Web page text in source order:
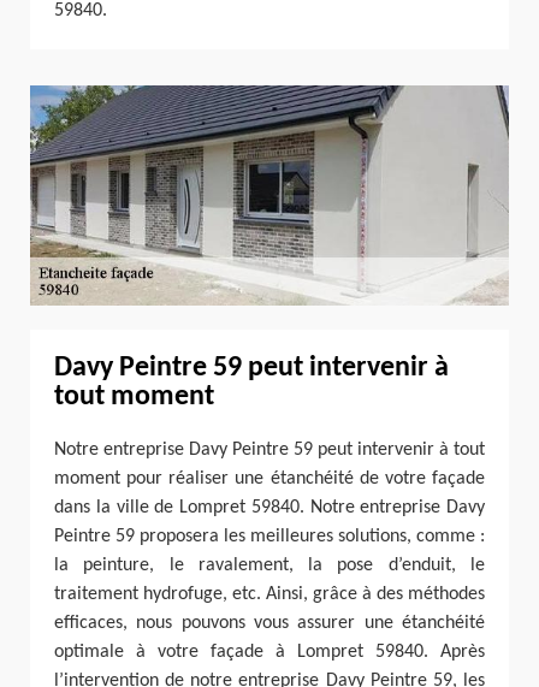
59840.
Davy Peintre 59 peut intervenir à
tout moment
Notre entreprise Davy Peintre 59 peut intervenir à tout
moment pour réaliser une étanchéité de votre façade
dans la ville de Lompret 59840. Notre entreprise Davy
Peintre 59 proposera les meilleures solutions, comme :
la peinture, le ravalement, la pose d’enduit, le
traitement hydrofuge, etc. Ainsi, grâce à des méthodes
efficaces, nous pouvons vous assurer une étanchéité
optimale à votre façade à Lompret 59840. Après
l’intervention de notre entreprise Davy Peintre 59, les